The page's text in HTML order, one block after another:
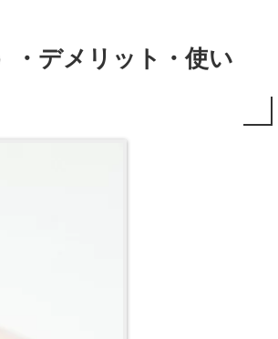
・デメリット・使い